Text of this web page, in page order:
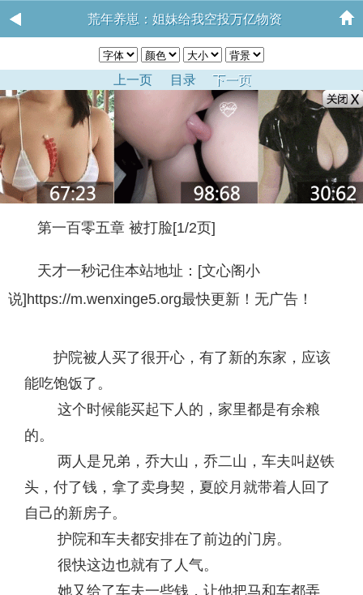
荒年养崽：姐妹给我空投万亿物资
上一页 目录 下一页
第一百零五章 被打脸[1/2页]
天才一秒记住本站地址：[文心阁小
说]https://m.wenxinge5.org最快更新！无广告！
护院被人买了很开心，有了新的东家，应该
能吃饱饭了。
这个时候能买起下人的，家里都是有余粮
的。
两人是兄弟，乔大山，乔二山，车夫叫赵铁
头，付了钱，拿了卖身契，夏皎月就带着人回了
自己的新房子。
护院和车夫都安排在了前边的门房。
很快这边也就有了人气。
她又给了车夫一些钱，让他把马和车都弄